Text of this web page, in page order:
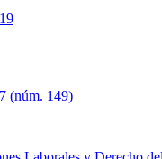
(núm. 149)